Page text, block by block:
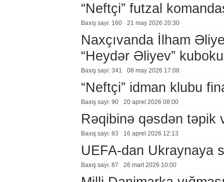
“Neftçi” futzal
Baxış sayı: 160 21 may 2026 20:30
Naxçıvanda İlham
“Heydər Əliyev”
Baxış sayı: 341 08 may 2026 17:08
“Neftçi” idman klubu
Baxış sayı: 90 20 aprel 2026 08:00
Rəqibinə qəsdən təpik
Baxış sayı: 83 16 aprel 2026 12:13
UEFA-dan Ukraynaya
Baxış sayı: 87 26 mart 2026 10:00